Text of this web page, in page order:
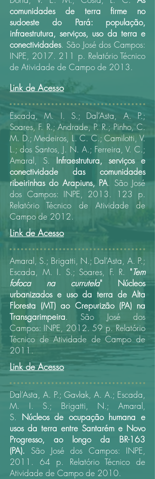
comunidades de terra firme no
sudoeste do Pará: população,
infraestrutura, serviços, uso da terra e
conectividades. São José dos Campos:
INPE, 2017. 211 p. Relatório Técnico
de Atividade de Campo de 2013.
Link de Acesso
Escada, M. I. S.; Dal’Asta, A. P.;
Soares, F. R.; Andrade, P. R.; Pinho, C.
M. D.; Medeiros, L. C. C.; Camilotti, V.
L.; dos Santos, J. N. A.; Ferreira, V. C.;
Amaral, S. Infraestrutura, serviços e
conectividade das comunidades
ribeirinhas do Arapiuns, PA. São José
dos Campos: INPE, 2013. 123 p.
Relatório Técnico de Atividade de
Campo de 2012.
Link de Acesso
Amaral, S.; Brigatti, N.; Dal’Asta, A. P.;
Escada, M. I. S.; Soares, F. R. "Tem
fofoca na currutela" Núcleos
urbanizados e uso da terra de Alta
Floresta (MT) ao Crepurizão (PA) na
Transgarimpeira. São José dos
Campos: INPE, 2012. 59 p. Relatório
Técnico de Atividade de Campo de
2011.
Link de Acesso
Dal’Asta, A. P.; Gavlak, A. A.; Escada,
M. I. S.; Brigatti, N.; Amaral,
S. Núcleos de ocupação humana e
usos da terra entre Santarém e Novo
Progresso, ao longo da BR-163
(PA). São José dos Campos: INPE,
2011. 64 p.
Relatório Técnico de
Atividade de Campo de 2010.